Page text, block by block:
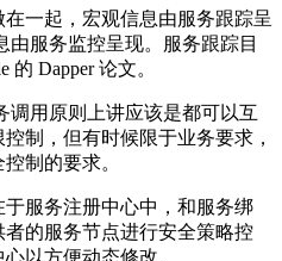
一起，宏观信息由服务跟踪呈
服务监控呈现。服务跟踪目
Dapper 论文。
调用原则上讲应该是都可以互
制，但有时候限于业务要求，
制的要求。
服务注册中心中，和服务绑
的服务节点进行安全策略控
以方便动态修改。